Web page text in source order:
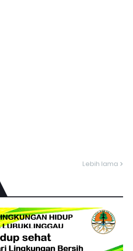
Lebih lama